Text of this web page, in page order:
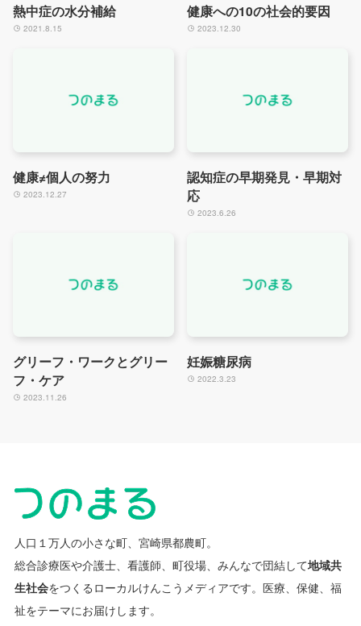
熱中症の水分補給
2021.8.15
健康への10の社会的要因
2023.12.30
健康≠個人の努力
2023.12.27
認知症の早期発見・早期対
応
2023.6.26
グリーフ・ワークとグリー
フ・ケア
2023.11.26
妊娠糖尿病
2022.3.23
人口１万人の小さな町、宮崎県都農町。
総合診療医や介護士、看護師、町役場、みんなで団結して地域共
生社会をつくるローカルけんこうメディアです。 医療、保健、福
祉をテーマにお届けします。